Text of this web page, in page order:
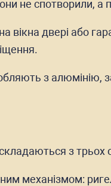
не спотворили,
вікна двері або
з алюмінію,
з трьох
механізмом: